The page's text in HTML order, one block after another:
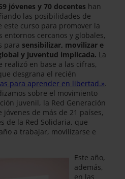
jóvenes y 70 docentes han
las posibilidades de
curso para promover la
entornos cercanos y globales,
para sensibilizar, movilizar e
y juventud implicada. La
realizó en base a las cifras,
desgrana el recién
para aprender en libertad.».
sobre el movimiento
juvenil, la Red Generación
de más de 21 países,
de la Red Solidaria, que
a trabajar, movilizarse e
Este año,
además,
en las